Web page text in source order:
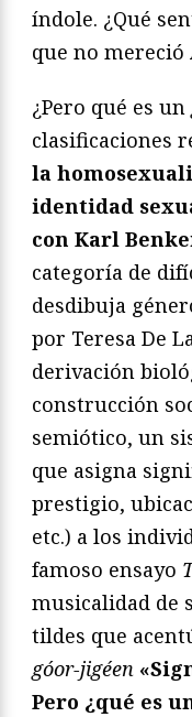
índole. ¿Qué
que no
¿Pero qué es un
clasificaciones
la
identidad
con Karl
categoría de
desdibuja
por Teresa De
derivación
construcción
semiótico, un
que asigna
prestigio,
etc.) a los
famoso ensayo
musicalidad de
tildes que
góor-jigéen
Pero ¿qué es